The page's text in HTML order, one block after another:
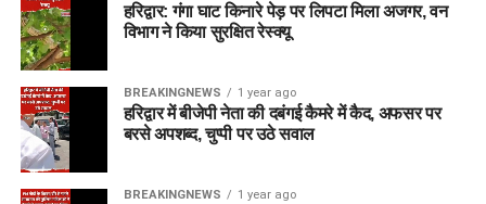
हरिद्वार: गंगा घाट किनारे पेड़ पर लिपटा मिला अजगर, वन
विभाग ने किया सुरक्षित रेस्क्यू
BREAKINGNEWS 1 year ago
हरिद्वार में बीजेपी नेता की दबंगई कैमरे में कैद, अफसर पर
बरसे अपशब्द, चुप्पी पर उठे सवाल
BREAKINGNEWS 1 year ago